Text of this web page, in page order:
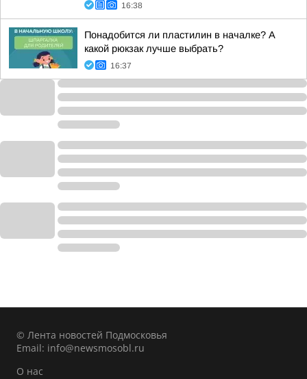
16:38
Понадобится ли пластилин в началке? А
какой рюкзак лучше выбрать?
16:37
© Лента новостей Подмосковья
Email: info@newsmosobl.ru
О нас